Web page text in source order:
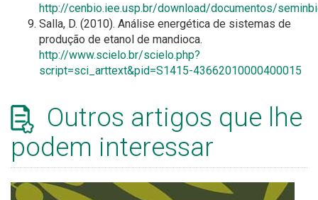
http://cenbio.iee.usp.br/download/documentos/
Salla, D. (2010). Análise energética de sistemas de
produção de etanol de mandioca.
http://www.scielo.br/scielo.php?
script=sci_arttext&pid=S1415-43662010000400015
Outros artigos que lhe
podem interessar